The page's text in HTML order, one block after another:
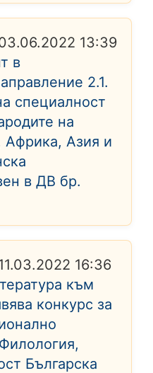
13:39
в
2.1.
специалност
на
Африка, Азия и
в ДВ бр.
16:36
към
конкурс за
Българска